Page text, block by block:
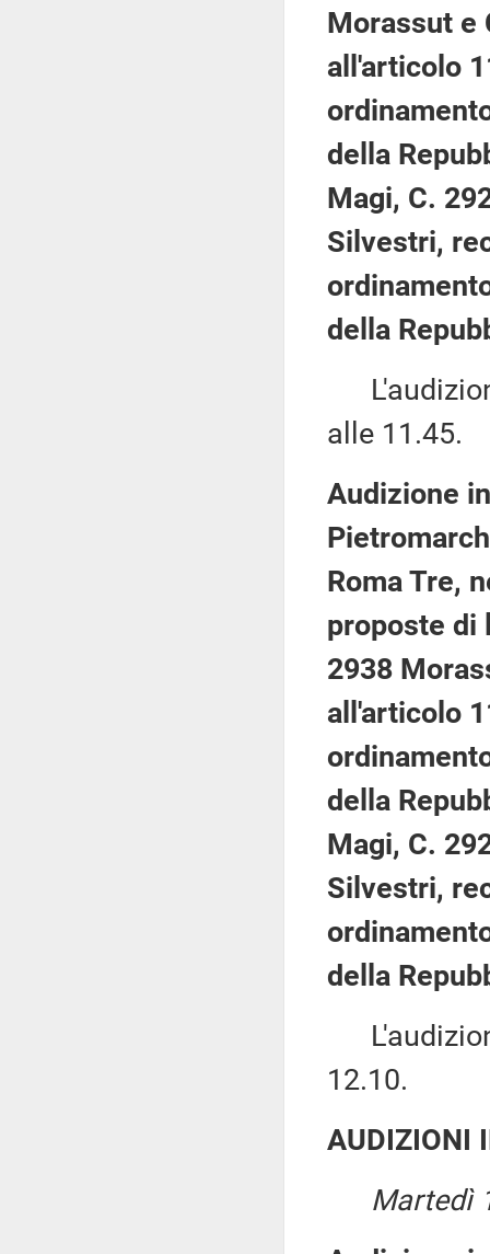
Morassut e
all'articolo
della
Magi, C.
Silvestri,
della
alle 11.45.
Audizione
Roma Tre,
proposte di
2938
all'articolo
della
Magi, C.
Silvestri,
della
12.10.
AUDIZIONI
Martedì